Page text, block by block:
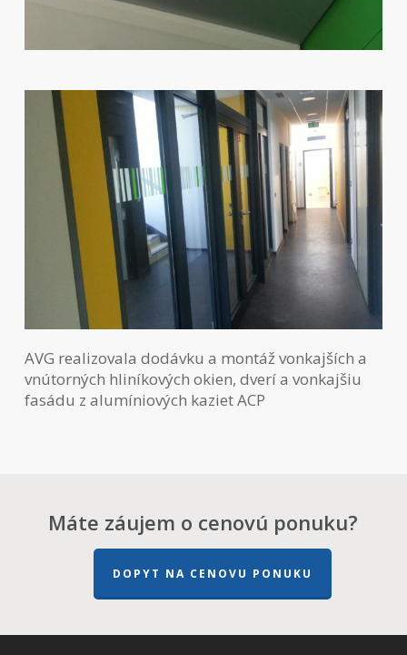
AVG realizovala dodávku a montáž vonkajších a
vnútorných hliníkových okien, dverí a vonkajšiu
fasádu z alumíniových kaziet ACP
Máte záujem o cenovú ponuku?
DOPYT NA CENOVU PONUKU